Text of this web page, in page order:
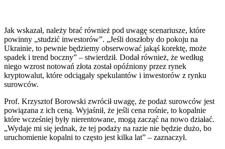
Jak wskazał, należy brać również pod uwagę scenariusze, które
powinny „studzić inwestorów”. „Jeśli doszłoby do pokoju na
Ukrainie, to pewnie będziemy obserwować jakąś korektę, może
spadek i trend boczny” – stwierdził. Dodał również, że według
niego wzrost notowań złota został opóźniony przez rynek
kryptowalut, które odciągały spekulantów i inwestorów z rynku
surowców.
Prof. Krzysztof Borowski zwrócił uwagę, że podaż surowców jest
powiązana z ich ceną. Wyjaśnił, że jeśli cena rośnie, to kopalnie
które wcześniej były nierentowane, mogą zacząć na nowo działać.
„Wydaje mi się jednak, że tej podaży na razie nie będzie dużo, bo
uruchomienie kopalni to często jest kilka lat” – zaznaczył.